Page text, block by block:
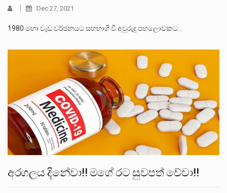
Dec 27, 2021
1980 මහා වැඩ වර්ජනයට සහභාගි වී අවුරුදු පහලොවකට…
අරගලය දිනේවා!! මගේ රට සුවපත් වේවා!!